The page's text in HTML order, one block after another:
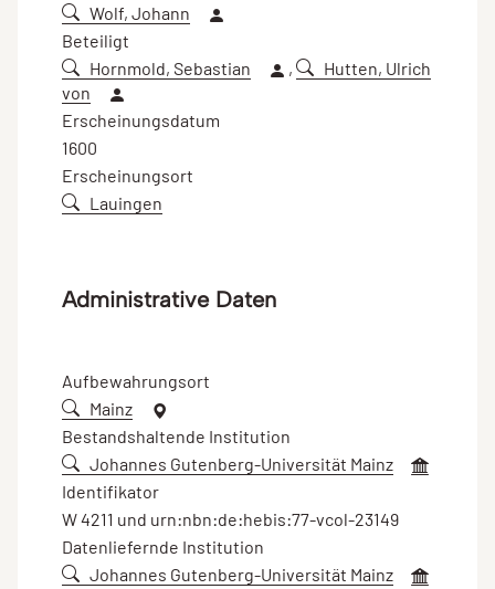
Wolf, Johann
Beteiligt
Hornmold, Sebastian
,
Hutten, Ulrich
von
Erscheinungsdatum
1600
Erscheinungsort
Lauingen
Administrative Daten
Aufbewahrungsort
Mainz
Bestandshaltende Institution
Johannes Gutenberg-Universität Mainz
Identifikator
W 4211 und urn:nbn:de:hebis:77-vcol-23149
Datenliefernde Institution
Johannes Gutenberg-Universität Mainz